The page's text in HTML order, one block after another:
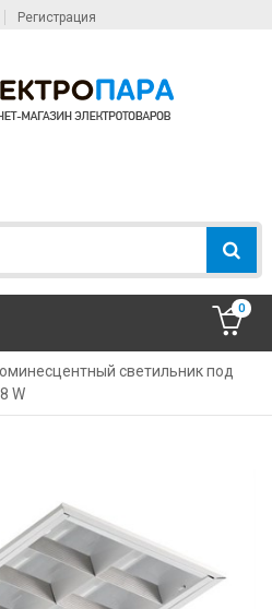
Регистрация
0
светильник под
W